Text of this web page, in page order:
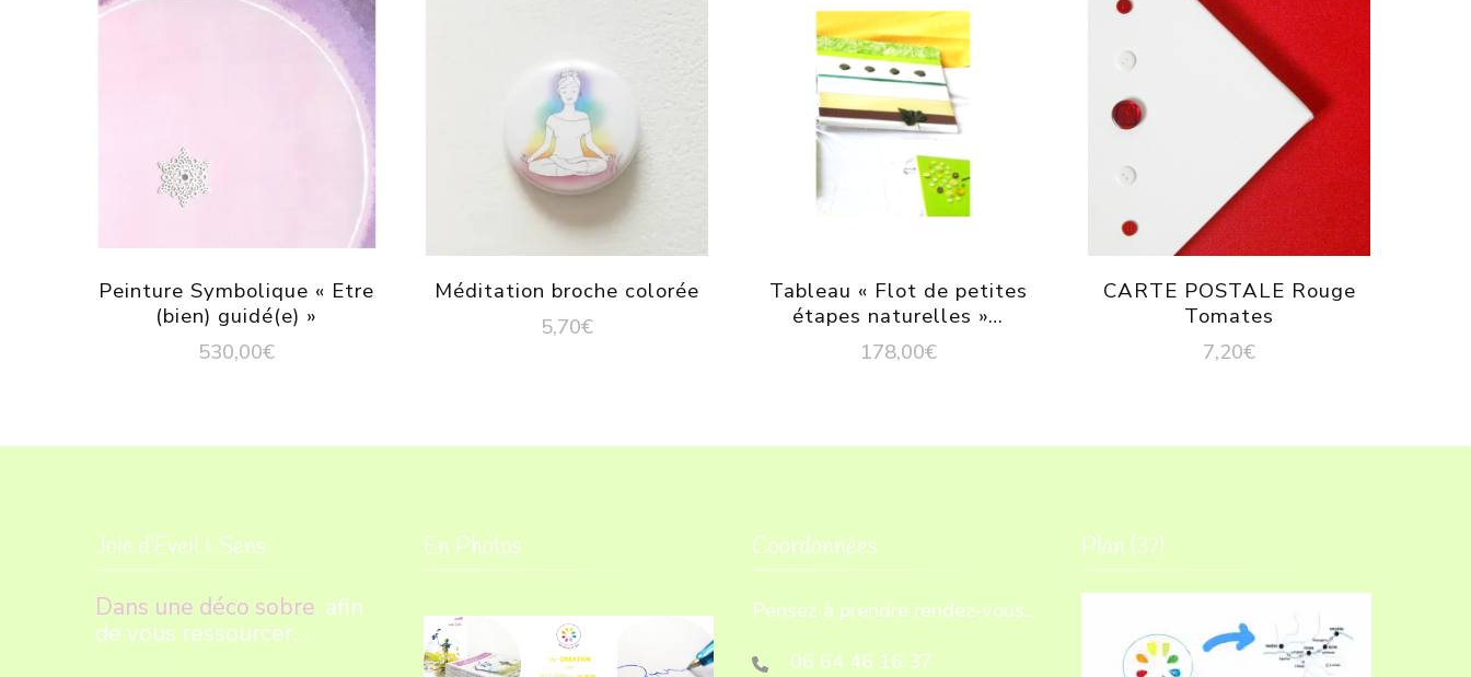
Peinture Symbolique « Etre
(bien) guidé(e) »
530,00€
Méditation broche colorée
5,70€
Tableau « Flot de petites
étapes naturelles »…
178,00€
CARTE POSTALE Rouge
Tomates
7,20€
Joie d’Eveil & Sens
Dans une déco sobre, afin
de vous ressourcer…
En Photos Coordonnées
Pensez à prendre rendez-vous...
06 64 46 16 37
Plan (37)